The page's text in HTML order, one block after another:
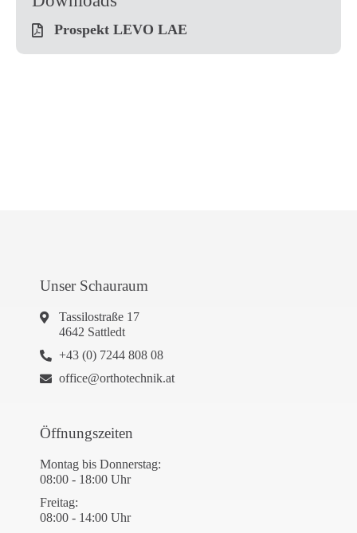
Prospekt LEVO LAE
Unser Schauraum
Tassilostraße 17
4642 Sattledt
+43 (0) 7244 808 08
office@orthotechnik.at
Öffnungszeiten
Montag bis Donnerstag:
08:00 - 18:00 Uhr
Freitag:
08:00 - 14:00 Uhr